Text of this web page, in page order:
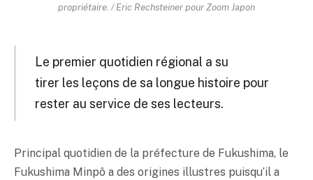
propriétaire. / Eric Rechsteiner pour Zoom Japon
Le premier quotidien régional a su
tirer les leçons de sa longue histoire pour
rester au service de ses lecteurs.
Principal quotidien de la préfecture de Fukushima, le
Fukushima Minpô a des origines illustres puisqu’il a